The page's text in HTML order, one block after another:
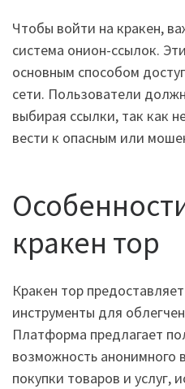
Чтобы войти на кракен,
система онион-ссылок.
основным способом
сети. Пользователи
выбирая ссылки, так как
вести к опасным или
кракен тор
Кракен тор
инструменты для
Платформа предлагает
возможность анонимного
покупки товаров и услуг,